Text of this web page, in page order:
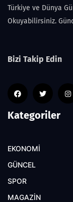
Türkiye ve Dünya
Okuyabilirsiniz.
Bizi Takip Edin
Kategoriler
EKONOMİ
GÜNCEL
SPOR
MAGAZİN